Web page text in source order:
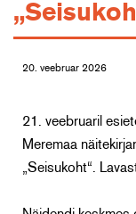
20. veebruar 2026
21. veebruaril
Meremaa
„Seisukoht“.